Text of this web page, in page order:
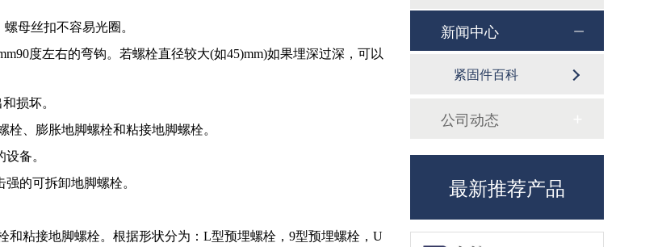
母丝扣不容易光圈。
度左右的弯钩。若螺栓直径较大(如45)mm)如果埋深过深，可以
损坏。
、膨胀地脚螺栓和粘接地脚螺栓。
备。
的可拆卸地脚螺栓。
粘接地脚螺栓。根据形状分为：L型预埋螺栓，9型预埋螺栓，U
新闻中心
紧固件百科
公司动态
最新推荐产品